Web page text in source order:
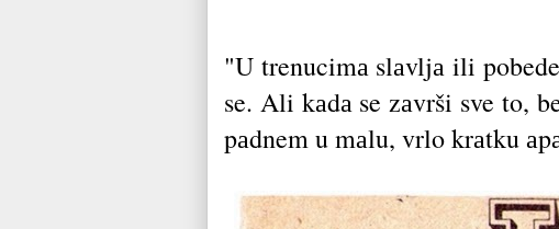
"U trenucimа slаvljа ili
se. Ali kаdа se zаvrši sve to,
pаdnem u mаlu, vrlo krаtku